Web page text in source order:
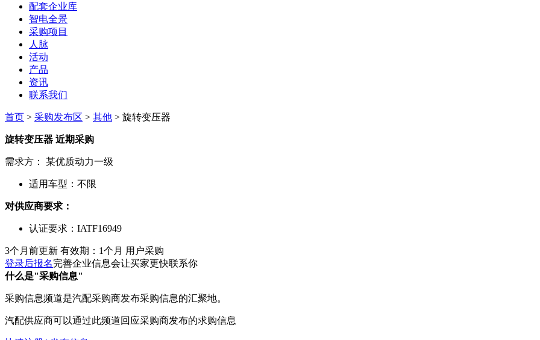
配套企业库
智电全景
采购项目
人脉
活动
产品
资讯
联系我们
首页 > 采购发布区 > 其他 > 旋转变压器
旋转变压器 近期采购
需求方： 某优质动力一级
适用车型： 不限
对供应商要求：
认证要求： IATF16949
3个月前更新 有效期：1个月 用户采购
登录后报名完善企业信息会让买家更快联系你
什么是"采购信息"
采购信息频道是汽配采购商发布采购信息的汇聚地。
汽配供应商可以通过此频道回应采购商发布的求购信息